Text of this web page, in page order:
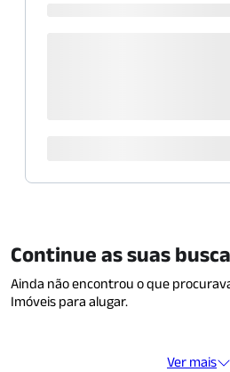
Continue as suas
Ainda não encontrou o que
Imóveis para alugar.
Ver mais